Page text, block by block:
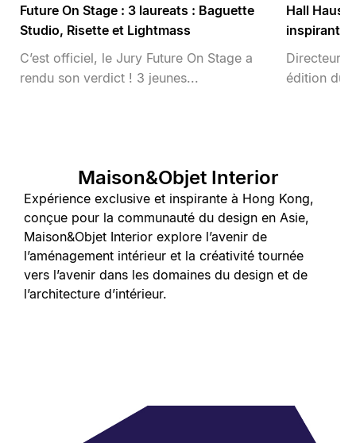
Future On Stage : 3 laureats : Baguette
Studio, Risette et Lightmass
C’est officiel, le Jury Future On Stage a
rendu son verdict ! 3 jeunes...
Hall Haus,
inspirant
Directeur
édition du
Maison&Objet Interior
Expérience exclusive et inspirante à Hong Kong,
conçue pour la communauté du design en Asie,
Maison&Objet Interior explore l’avenir de
l’aménagement intérieur et la créativité tournée
vers l’avenir dans les domaines du design et de
l’architecture d’intérieur.